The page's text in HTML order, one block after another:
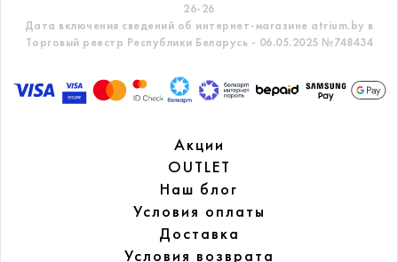
26-26
Дата включения сведений об интернет-магазине atrium.by в
Торговый реестр Республики Беларусь - 06.05.2025 №748434
Акции
OUTLET
Наш блог
Условия оплаты
Доставка
Условия возврата